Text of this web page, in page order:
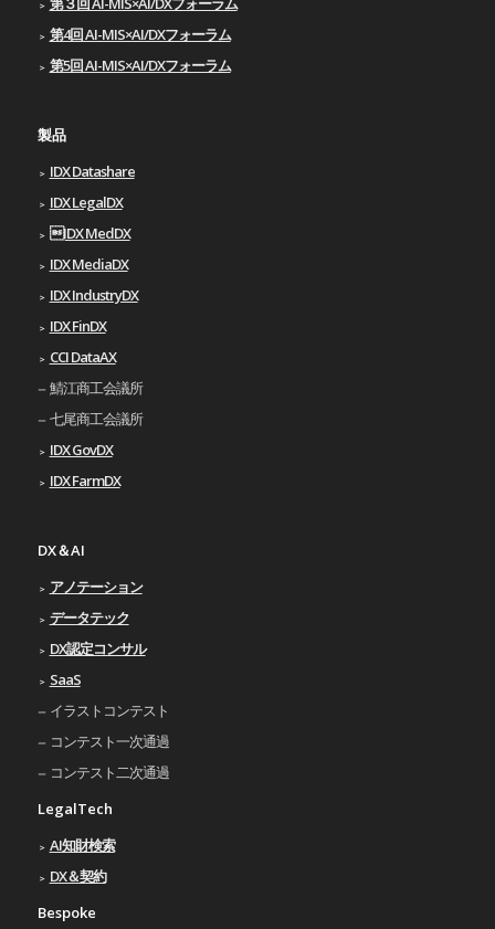
第4回 AI-MIS×AI/DXフォーラム
第5回 AI-MIS×AI/DXフォーラム
製品
IDX Datashare
IDX LegalDX
IDX MedDX
IDX MediaDX
IDX IndustryDX
IDX FinDX
CCI DataAX
鯖江商工会議所
七尾商工会議所
IDX GovDX
IDX FarmDX
DX＆AI
アノテーション
データテック
DX認定コンサル
SaaS
イラストコンテスト
コンテスト一次通過
コンテスト二次通過
LegalTech
AI知財検索
DX＆契約
Bespoke